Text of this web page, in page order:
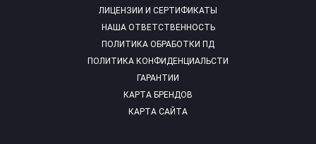
ЛИЦЕНЗИИ И СЕРТИФИКАТЫ
НАША ОТВЕТСТВЕННОСТЬ
ПОЛИТИКА ОБРАБОТКИ ПД
ПОЛИТИКА КОНФИДЕНЦИАЛЬСТИ
ГАРАНТИИ
КАРТА БРЕНДОВ
КАРТА САЙТА